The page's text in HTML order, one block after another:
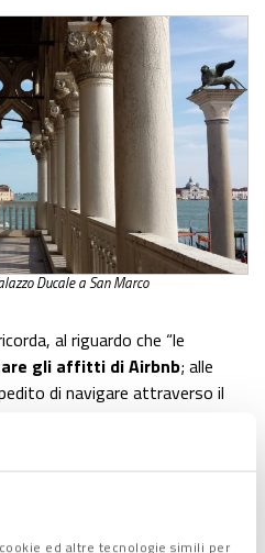
ed altre tecnologie simili per
Ducale a San Marco
al riguardo che “le
gli affitti di Airbnb; alle
di navigare attraverso il
barrierefunzionanti
sulla strada per la bassa